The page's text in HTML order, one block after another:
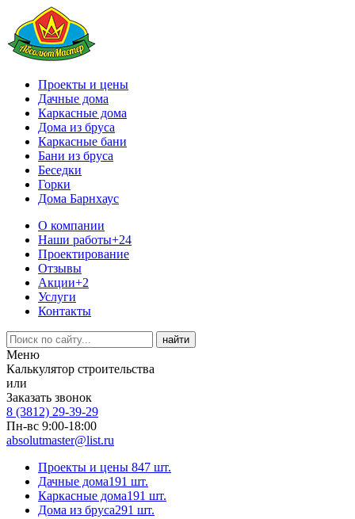
Проекты и цены
Дачные дома
Каркасные дома
Дома из бруса
Каркасные бани
Бани из бруса
Беседки
Горки
Дома Барнхаус
О компании
Наши работы+24
Проектирование
Отзывы
Акции+2
Услуги
Контакты
Меню
Калькулятор строительства
или
Заказать звонок
8 (3812) 29-39-29
Пн-вс 9:00-18:00
absolutmaster@list.ru
Проекты и цены 847 шт.
Дачные дома191 шт.
Каркасные дома191 шт.
Дома из бруса291 шт.